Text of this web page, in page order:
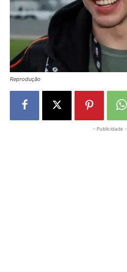
Reprodução
- Publicidade -